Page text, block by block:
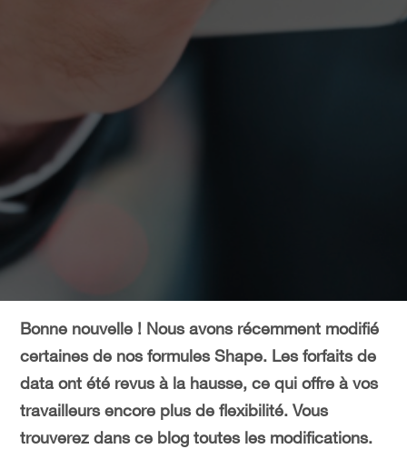
Bonne nouvelle ! Nous avons récemment modifié
certaines de nos formules Shape. Les forfaits de
data ont été revus à la hausse, ce qui offre à vos
travailleurs encore plus de flexibilité. Vous
trouverez dans ce blog toutes les modifications.